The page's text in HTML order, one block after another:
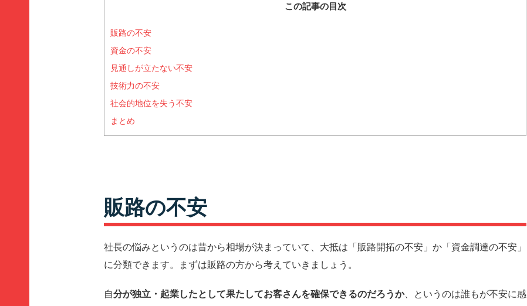
この記事の目次
販路の不安
資金の不安
見通しが立たない不安
技術力の不安
社会的地位を失う不安
まとめ
販路の不安
社長の悩みというのは昔から相場が決まっていて、大抵は「販路開拓の不安」か「資金調達の不安」
に分類できます。まずは販路の方から考えていきましょう。
自分が独立・起業したとして果たしてお客さんを確保できるのだろうか、というのは誰もが不安に感